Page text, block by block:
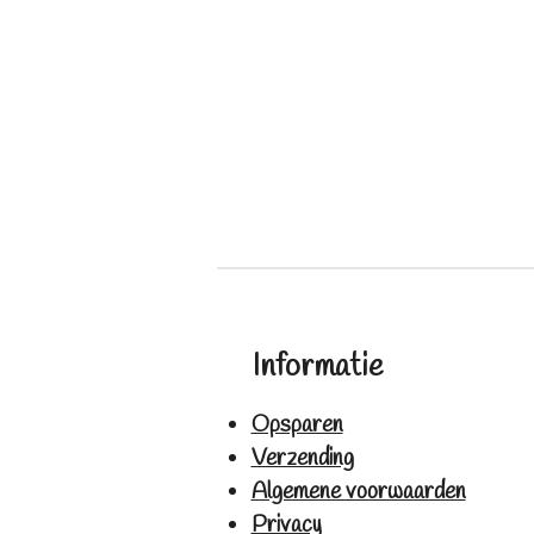
Informatie
Opsparen
Verzending
Algemene voorwaarden
Privacy